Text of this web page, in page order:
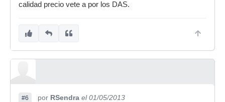
calidad precio vete a por los DAS.
#6 por RSendra el 01/05/2013